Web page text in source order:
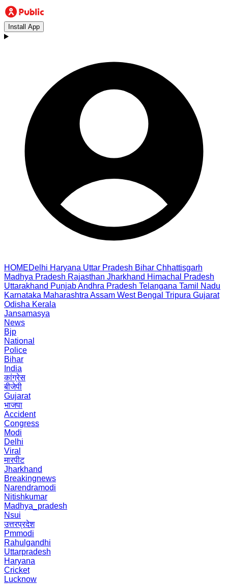
Install App
HOMEDelhi Haryana Uttar Pradesh Bihar Chhattisgarh
Madhya Pradesh Rajasthan Jharkhand Himachal Pradesh
Uttarakhand PunjabAndhra Pradesh Telangana Tamil Nadu
Karnataka Maharashtra Assam West Bengal Tripura Gujarat
Odisha Kerala
Jansamasya
News
Bjp
National
Police
Bihar
India
कांग्रेस
बीजेपी
Gujarat
भाजपा
Accident
Congress
Modi
Delhi
Viral
मारपीट
Jharkhand
Breakingnews
Narendramodi
Nitishkumar
Madhya_pradesh
Nsui
उत्तरप्रदेश
Pmmodi
Rahulgandhi
Uttarpradesh
Haryana
Cricket
Lucknow